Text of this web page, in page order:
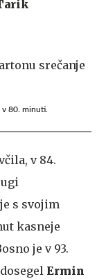
v 80. minuti.
v 84.
s svojim
kasneje
je v 93.
Ermin